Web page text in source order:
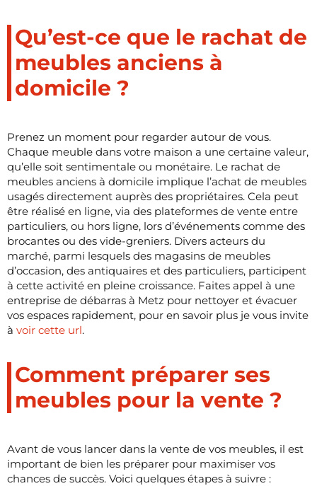
Qu’est-ce que le rachat de
meubles anciens à
domicile ?
Prenez un moment pour regarder autour de vous.
Chaque meuble dans votre maison a une certaine valeur,
qu’elle soit sentimentale ou monétaire. Le rachat de
meubles anciens à domicile implique l’achat de meubles
usagés directement auprès des propriétaires. Cela peut
être réalisé en ligne, via des plateformes de vente entre
particuliers, ou hors ligne, lors d’événements comme des
brocantes ou des vide-greniers. Divers acteurs du
marché, parmi lesquels des magasins de meubles
d’occasion, des antiquaires et des particuliers, participent
à cette activité en pleine croissance. Faites appel à une
entreprise de débarras à Metz pour nettoyer et évacuer
vos espaces rapidement, pour en savoir plus je vous invite
à voir cette url.
Comment préparer ses
meubles pour la vente ?
Avant de vous lancer dans la vente de vos meubles, il est
important de bien les préparer pour maximiser vos
chances de succès. Voici quelques étapes à suivre :